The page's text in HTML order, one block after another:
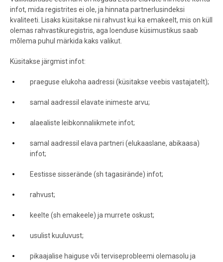
infot, mida registrites ei ole, ja hinnata partnerlusindeksi
kvaliteeti. Lisaks küsitakse nii rahvust kui ka emakeelt, mis on küll
olemas rahvastikuregistris, aga loenduse küsimustikus saab
mõlema puhul märkida kaks valikut.
Küsitakse järgmist infot:
praeguse elukoha aadressi (küsitakse veebis vastajatelt);
samal aadressil elavate inimeste arvu;
alaealiste leibkonnaliikmete infot;
samal aadressil elava partneri (elukaaslane, abikaasa)
infot;
Eestisse sisserände (sh tagasirände) infot;
rahvust;
keelte (sh emakeele) ja murrete oskust;
usulist kuuluvust;
pikaajalise haiguse või terviseprobleemi olemasolu ja